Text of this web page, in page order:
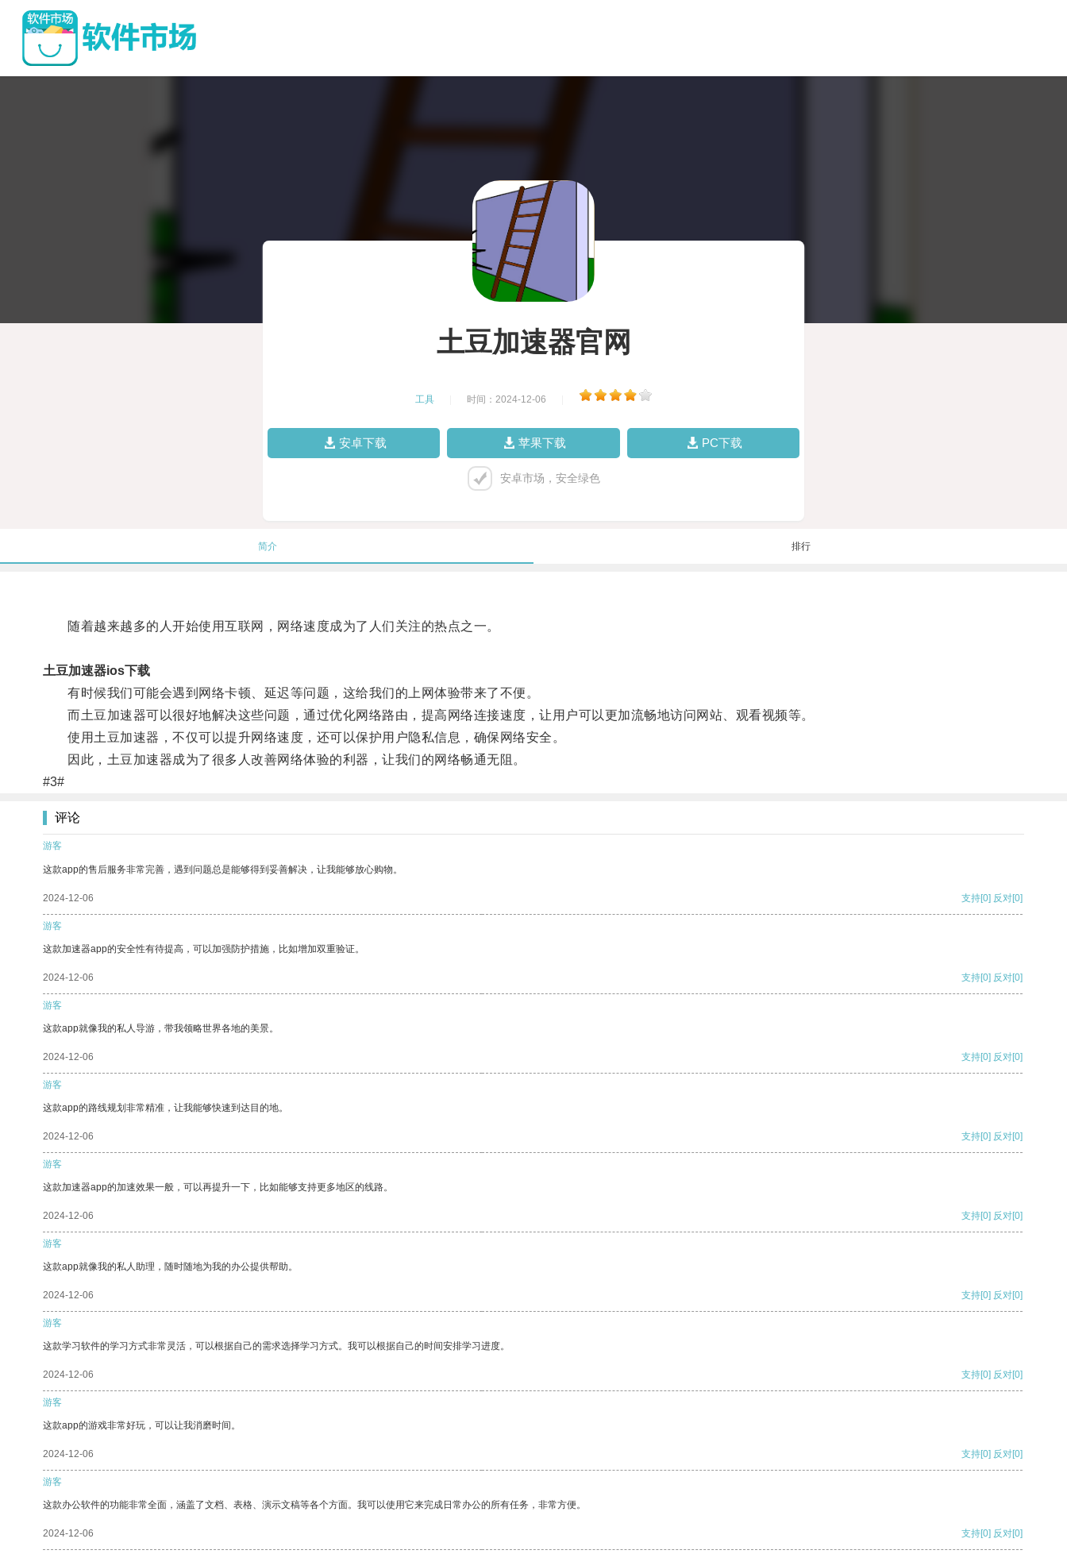
土豆加速器官网
工具 时间：2024-12-06
安卓下载 苹果下载 PC下载
安卓市场，安全绿色
简介 排行
随着越来越多的人开始使用互联网，网络速度成为了人们关注的热点之一。
土豆加速器ios下载
有时候我们可能会遇到网络卡顿、延迟等问题，这给我们的上网体验带来了不便。
而土豆加速器可以很好地解决这些问题，通过优化网络路由，提高网络连接速度，让用户可以更加流畅地访问网站、观看视频等。
使用土豆加速器，不仅可以提升网络速度，还可以保护用户隐私信息，确保网络安全。
因此，土豆加速器成为了很多人改善网络体验的利器，让我们的网络畅通无阻。
#3#
评论
游客
这款app的售后服务非常完善，遇到问题总是能够得到妥善解决，让我能够放心购物。
2024-12-06 支持[0] 反对[0]
游客
这款加速器app的安全性有待提高，可以加强防护措施，比如增加双重验证。
2024-12-06 支持[0] 反对[0]
游客
这款app就像我的私人导游，带我领略世界各地的美景。
2024-12-06 支持[0] 反对[0]
游客
这款app的路线规划非常精准，让我能够快速到达目的地。
2024-12-06 支持[0] 反对[0]
游客
这款加速器app的加速效果一般，可以再提升一下，比如能够支持更多地区的线路。
2024-12-06 支持[0] 反对[0]
游客
这款app就像我的私人助理，随时随地为我的办公提供帮助。
2024-12-06 支持[0] 反对[0]
游客
这款学习软件的学习方式非常灵活，可以根据自己的需求选择学习方式。我可以根据自己的时间安排学习进度。
2024-12-06 支持[0] 反对[0]
游客
这款app的游戏非常好玩，可以让我消磨时间。
2024-12-06 支持[0] 反对[0]
游客
这款办公软件的功能非常全面，涵盖了文档、表格、演示文稿等各个方面。我可以使用它来完成日常办公的所有任务，非常方便。
2024-12-06 支持[0] 反对[0]